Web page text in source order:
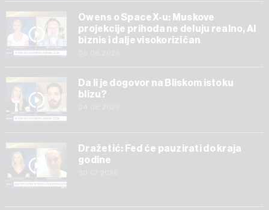
Owens o SpaceX-u: Muskove
projekcije prihoda ne deluju realno, AI
biznis i dalje visokorizičan
Da li je dogovor na Bliskom istoku
blizu?
Dražetić: Fed će pauzirati do kraja
godine